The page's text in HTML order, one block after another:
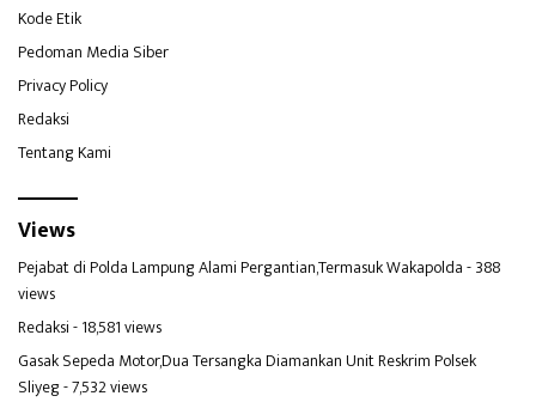
Kode Etik
Pedoman Media Siber
Privacy Policy
Redaksi
Tentang Kami
Views
Pejabat di Polda Lampung Alami Pergantian,Termasuk Wakapolda- 388
views
Redaksi- 18,581 views
Gasak Sepeda Motor,Dua Tersangka Diamankan Unit Reskrim Polsek
Sliyeg- 7,532 views